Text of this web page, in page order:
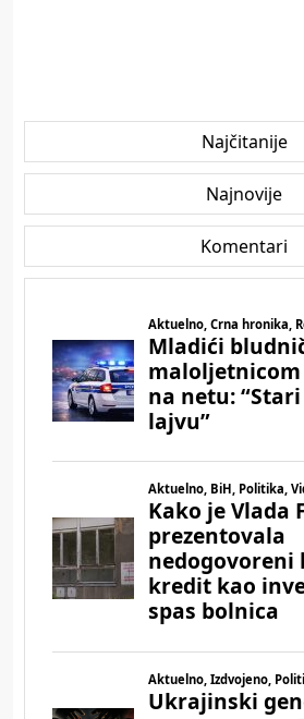
Najčitanije
Najnovije
Komentari